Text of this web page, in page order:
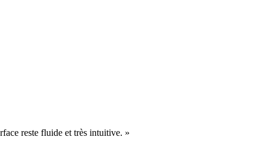
reste fluide et très intuitive. »